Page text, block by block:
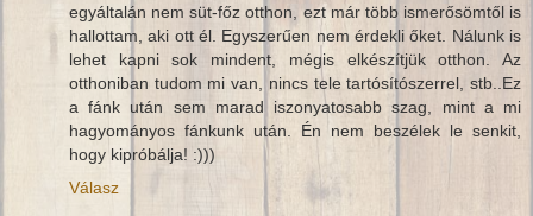
egyáltalán nem süt-főz otthon, ezt már több ismerősömtől is
hallottam, aki ott él. Egyszerűen nem érdekli őket. Nálunk is
lehet kapni sok mindent, mégis elkészítjük otthon. Az
otthoniban tudom mi van, nincs tele tartósítószerrel, stb..Ez
a fánk után sem marad iszonyatosabb szag, mint a mi
hagyományos fánkunk után. Én nem beszélek le senkit,
hogy kipróbálja! :)))
Válasz